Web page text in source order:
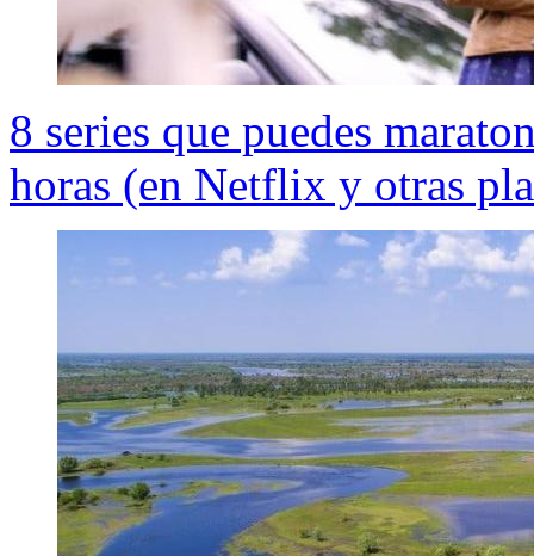
8 series que puedes
horas (en Netflix y otras